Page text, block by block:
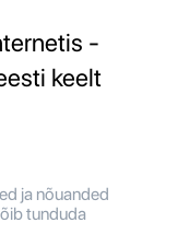
-
keelt
ja nõuanded
tunduda